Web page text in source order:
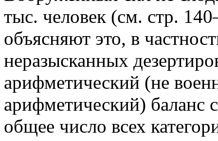
тыс. человек (см. стр.
объясняют это, в
неразысканных
арифметический (не
арифметический) баланс
общее число всех